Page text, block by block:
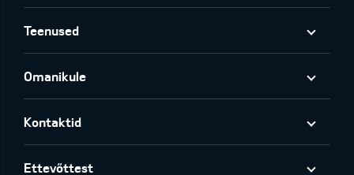
Teenused
Omanikule
Kontaktid
Ettevõttest